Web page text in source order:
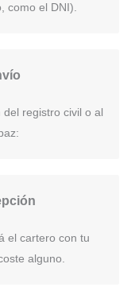
como el DNI).
registro civil o al
el cartero con tu
alguno.